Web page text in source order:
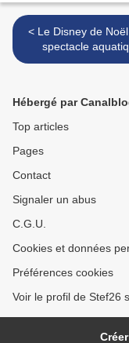
< Le Disney de Noël avec
spectacle
Hébergé par
Top articles
Pages
Contact
Signaler un abus
C.G.U.
Cookies et données
Préférences cookies
Voir le profil de Stef26